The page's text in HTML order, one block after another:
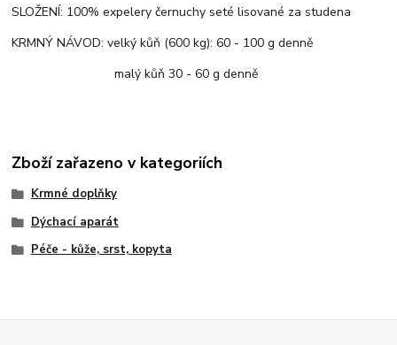
SLOŽENÍ: 100% expelery černuchy seté lisované za studena
KRMNÝ NÁVOD: velký kůň (600 kg): 60 - 100 g denně
malý kůň 30 - 60 g denně
Zboží zařazeno v kategoriích
Krmné doplňky
Dýchací aparát
Péče - kůže, srst, kopyta